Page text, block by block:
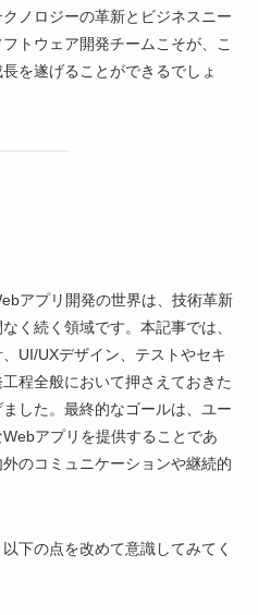
ノロジーの革新とビジネスニー
トウェア開発チームこそが、こ
を遂げることができるでしょ
アプリ開発の世界は、技術革新
く続く領域です。本記事では、
UI/UXデザイン、テストやセキ
程全般において押さえておきた
した。最終的なゴールは、ユー
アプリを提供することであ
のコミュニケーションや継続的
下の点を改めて意識してみてく